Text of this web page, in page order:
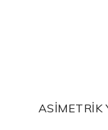
ASİMETRİK